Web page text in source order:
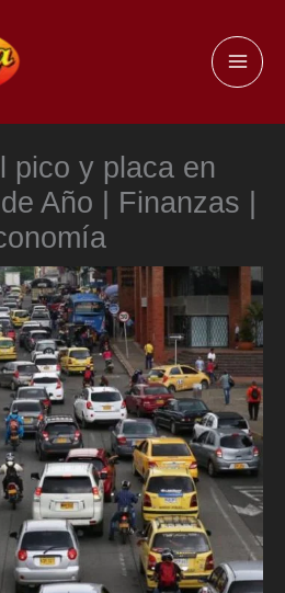
pico y placa en
Año | Finanzas |